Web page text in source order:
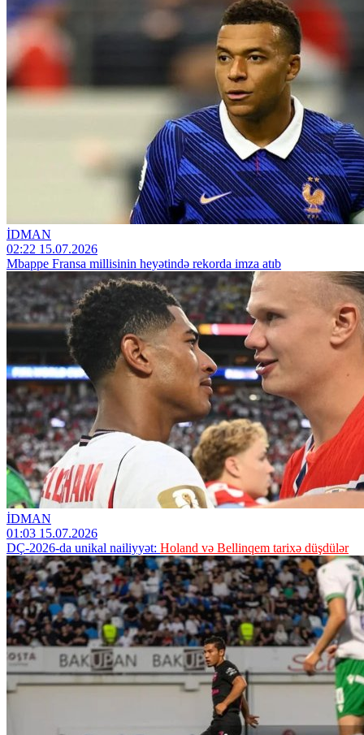
İDMAN
02:22 15.07.2026
Mbappe Fransa millisinin heyətində rekorda imza atıb
İDMAN
01:03 15.07.2026
DÇ-2026-da unikal nailiyyət: Holand və Bellinqem tarixə düşdülər